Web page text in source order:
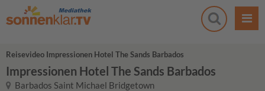
Reisevideo Impressionen Hotel The Sands Barbados
Impressionen Hotel The Sands Barbados
Barbados Saint Michael Bridgetown